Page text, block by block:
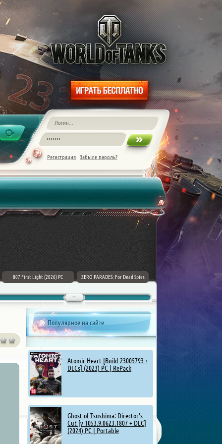
Регистрация Забыли пароль?
007 First Light (2026) PC
ZERO PARADES: For Dead Spies
Mount & Blade II: Bannerlord [v
Популярное на сайте
Atomic Heart [Build 23005793 +
DLCs] (2023) PC | RePack
Ghost of Tsushima: Director's
Cut [v 1053.9.0623.1807 + DLC]
(2024) PC | Portable